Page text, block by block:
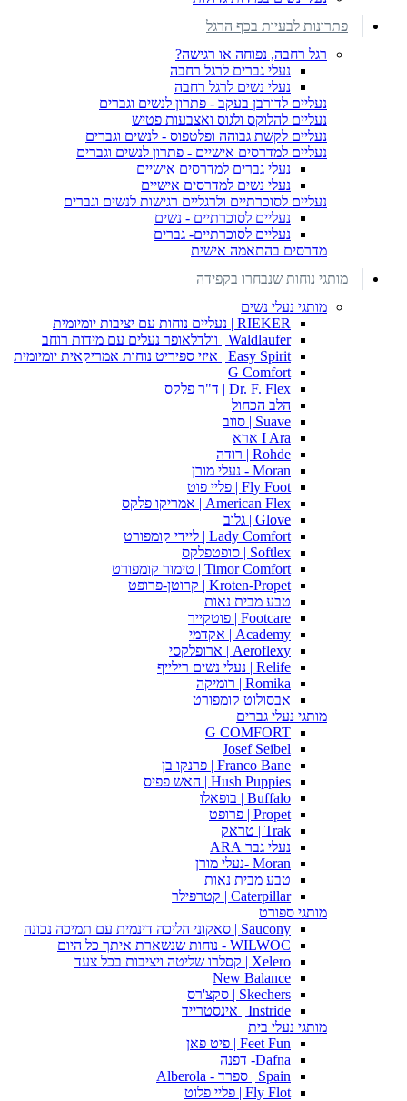
פתרונות לבעיות בכף הרגל
רגל רחבה, נפוחה או רגישה?
נעלי גברים לרגל רחבה
נעלי נשים לרגל רחבה
נעליים לדורבן בעקב - פתרון לנשים וגברים
נעליים להלוקס ולגוס ואצבעות פטיש
נעליים לקשת גבוהה ופלטפוס - לנשים וגברים
נעליים למדרסים אישיים - פתרון לנשים וגברים
נעלי גברים למדרסים אישיים
נעלי נשים למדרסים אישיים
נעליים לסוכרתיים ולרגליים רגישות לנשים וגברים
נעליים לסוכרתיים - נשים
נעליים לסוכרתיים- גברים
מדרסים בהתאמה אישית
מותגי נוחות שנבחרו בקפידה
מותגי נעלי נשים
RIEKER | נעליים נוחות עם יציבות יומיומית
Waldlaufer | וולדלאופר נעלים עם מידות רוחב
Easy Spirit | איזי ספיריט נוחות אמריקאית יומיומית
G Comfort
Dr. F. Flex | ד"ר פלקס
הלב הכחול
Suave | סווב
I Ara ארא
Rohde | רודה
Moran - נעלי מורן
Fly Foot | פליי פוט
American Flex | אמריקו פלקס
Glove | גלוב
Lady Comfort | ליידי קומפורט
Softlex | סופטפלקס
Timor Comfort | טימור קומפורט
Kroten-Propet | קרוטן-פרופט
טבע מבית נאות
Footcare | פוטקייר
Academy | אקדמי
Aeroflexy | ארופלקסי
Relife | נעלי נשים רילייף
Romika | רומיקה
אבסולוט קומפורט
מותגי נעלי גברים
G COMFORT
Josef Seibel
Franco Bane | פרנקו בן
Hush Puppies | האש פפיס
Buffalo | בופאלו
Propet | פרופט
Trak | טראק
נעלי גבר ARA
Moran -נעלי מורן
טבע מבית נאות
Caterpillar | קטרפילר
מותגי ספורט
Saucony | סאקוני הליכה דינמית עם תמיכה נכונה
WILWOC - נוחות שנשארת איתך כל היום
Xelero | קסלרו שליטה ויציבות בכל צעד
New Balance
Skechers | סקצ'רס
Instride | אינסטרייד
מותגי נעלי בית
Feet Fun | פיט פאן
Dafna- דפנה
Spain | ספרד - Alberola
Fly Flot | פליי פלוט